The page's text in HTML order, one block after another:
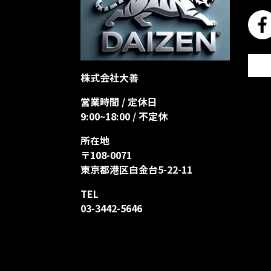
株式会社大善
営業時間 / 定休日
9:00~18:00 / 不定休
所在地
〒108-0071
東京都港区白金台5-22-11
TEL
03-3442-5646